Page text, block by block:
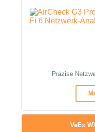
Präzise
VeEx